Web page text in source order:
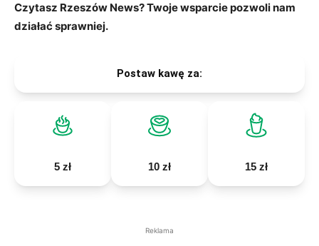
Czytasz Rzeszów News? Twoje wsparcie pozwoli nam
działać sprawniej.
Postaw kawę za:
5 zł 10 zł 15 zł
Reklama